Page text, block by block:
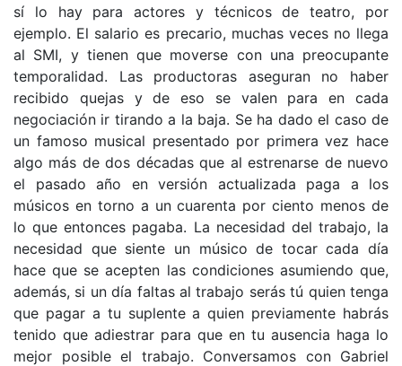
sí lo hay para actores y técnicos de teatro, por
ejemplo. El salario es precario, muchas veces no llega
al SMI, y tienen que moverse con una preocupante
temporalidad. Las productoras aseguran no haber
recibido quejas y de eso se valen para en cada
negociación ir tirando a la baja. Se ha dado el caso de
un famoso musical presentado por primera vez hace
algo más de dos décadas que al estrenarse de nuevo
el pasado año en versión actualizada paga a los
músicos en torno a un cuarenta por ciento menos de
lo que entonces pagaba. La necesidad del trabajo, la
necesidad que siente un músico de tocar cada día
hace que se acepten las condiciones asumiendo que,
además, si un día faltas al trabajo serás tú quien tenga
que pagar a tu suplente a quien previamente habrás
tenido que adiestrar para que en tu ausencia haga lo
mejor posible el trabajo. Conversamos con Gabriel